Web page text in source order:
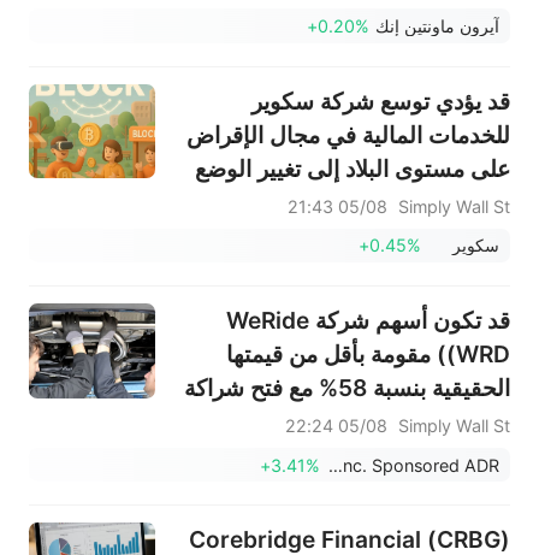
آيرون ماونتين إنك +0.20%
قد يؤدي توسع شركة سكوير
للخدمات المالية في مجال الإقراض
على مستوى البلاد إلى تغيير الوضع
بالنسبة للاستثمار في شركة بلوك
Simply Wall St
05/08 21:43
سكوير
+0.45%
قد تكون أسهم شركة WeRide
(WRD) مقومة بأقل من قيمتها
الحقيقية بنسبة 58% مع فتح شراكة
مع الدنمارك سوق الشمال الأوروبي
Simply Wall St
05/08 22:24
WeRide Inc. Sponsored ADR
+3.41%
Corebridge Financial (CRBG)